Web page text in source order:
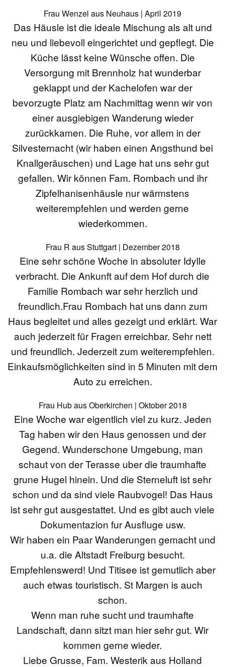
Frau Wenzel aus Neuhaus | April 2019
Das Häusle ist die ideale Mischung als alt und
neu und liebevoll eingerichtet und gepflegt. Die
Küche lässt keine Wünsche offen. Die
Versorgung mit Brennholz hat wunderbar
geklappt und der Kachelofen war der
bevorzugte Platz am Nachmittag wenn wir von
einer ausgiebigen Wanderung wieder
zurückkamen. Die Ruhe, vor allem in der
Silvesternacht (wir haben einen Angsthund bei
Knallgeräuschen) und Lage hat uns sehr gut
gefallen. Wir können Fam. Rombach und ihr
Zipfelhanisenhäusle nur wärmstens
weiterempfehlen und werden gerne
wiederkommen.
Frau R aus Stuttgart | Dezember 2018
Eine sehr schöne Woche in absoluter Idylle
verbracht. Die Ankunft auf dem Hof durch die
Familie Rombach war sehr herzlich und
freundlich.Frau Rombach hat uns dann zum
Haus begleitet und alles gezeigt und erklärt. War
auch jederzeit für Fragen erreichbar. Sehr nett
und freundlich. Jederzeit zum weiterempfehlen.
Einkaufsmöglichkeiten sind in 5 Minuten mit dem
Auto zu erreichen.
Frau Hub aus Oberkirchen | Oktober 2018
Eine Woche war eigentlich viel zu kurz. Jeden
Tag haben wir den Haus genossen und der
Gegend. Wunderschone Umgebung, man
schaut von der Terasse uber die traumhafte
grune Hugel hinein. Und die Sterneluft ist sehr
schon und da sind viele Raubvogel! Das Haus
ist sehr gut ausgestattet. Und es gibt auch viele
Dokumentazion fur Ausfluge usw.
Wir haben ein Paar Wanderungen gemacht und
u.a. die Altstadt Freiburg besucht.
Empfehlenswerd! Und Titisee ist gemutlich aber
auch etwas touristisch. St Margen is auch
schon.
Wenn man ruhe sucht und traumhafte
Landschaft, dann sitzt man hier sehr gut. Wir
kommen gerne wieder.
Liebe Grusse, Fam. Westerik aus Holland